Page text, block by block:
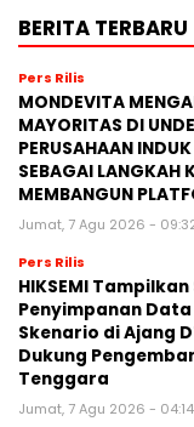
BERITA TERBARU
Pers Rilis
MONDEVITA
MAYORITAS DI
PERUSAHAAN
SEBAGAI LANGKAH
MEMBANGUN
Jumat, 7 Agu 2026 -
Pers Rilis
HIKSEMI
Penyimpanan
Skenario di Ajang
Dukung
Tenggara
Jumat, 7 Agu 2026 - 04:14